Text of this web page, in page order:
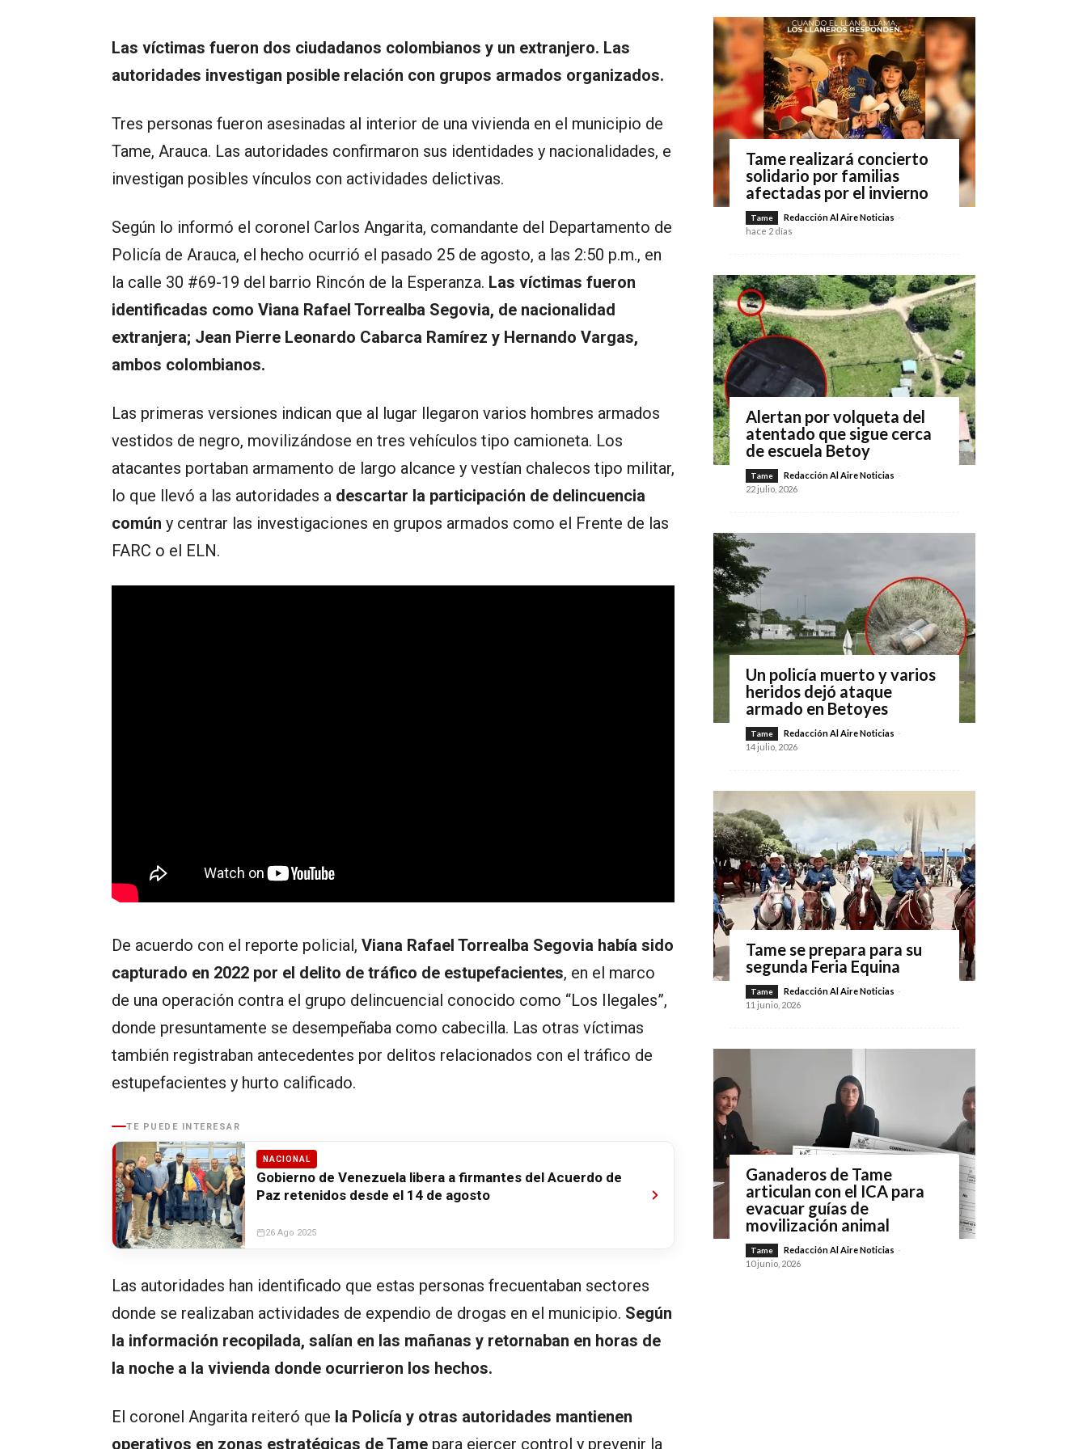
Las víctimas fueron dos ciudadanos colombianos y un extranjero. Las
autoridades investigan posible relación con grupos armados organizados.
Tres personas fueron asesinadas al interior de una vivienda en el municipio de
Tame, Arauca. Las autoridades confirmaron sus identidades y nacionalidades, e
investigan posibles vínculos con actividades delictivas.
Según lo informó el coronel Carlos Angarita, comandante del Departamento de
Policía de Arauca, el hecho ocurrió el pasado 25 de agosto, a las 2:50 p.m., en
la calle 30 #69-19 del barrio Rincón de la Esperanza. Las víctimas fueron
identificadas como Viana Rafael Torrealba Segovia, de nacionalidad
extranjera; Jean Pierre Leonardo Cabarca Ramírez y Hernando Vargas,
ambos colombianos.
Las primeras versiones indican que al lugar llegaron varios hombres armados
vestidos de negro, movilizándose en tres vehículos tipo camioneta. Los
atacantes portaban armamento de largo alcance y vestían chalecos tipo militar,
lo que llevó a las autoridades a descartar la participación de delincuencia
común y centrar las investigaciones en grupos armados como el Frente de las
FARC o el ELN.
De acuerdo con el reporte policial, Viana Rafael Torrealba Segovia había sido
capturado en 2022 por el delito de tráfico de estupefacientes, en el marco
de una operación contra el grupo delincuencial conocido como “Los Ilegales”,
donde presuntamente se desempeñaba como cabecilla. Las otras víctimas
también registraban antecedentes por delitos relacionados con el tráfico de
estupefacientes y hurto calificado.
TE PUEDE INTERESAR
NACIONAL
Gobierno de Venezuela libera a firmantes del Acuerdo de
Paz retenidos desde el 14 de agosto
26 Ago 2025
Las autoridades han identificado que estas personas frecuentaban sectores
donde se realizaban actividades de expendio de drogas en el municipio. Según
la información recopilada, salían en las mañanas y retornaban en horas de
la noche a la vivienda donde ocurrieron los hechos.
El coronel Angarita reiteró que la Policía y otras autoridades mantienen
operativos en zonas estratégicas de Tame para ejercer control y prevenir la
Tame realizará concierto
solidario por familias
afectadas por el invierno
Tame Redacción Al Aire Noticias -
hace 2 días
Alertan por volqueta del
atentado que sigue cerca
de escuela Betoy
Tame Redacción Al Aire Noticias -
22 julio, 2026
Un policía muerto y varios
heridos dejó ataque
armado en Betoyes
Tame Redacción Al Aire Noticias -
14 julio, 2026
Tame se prepara para su
segunda Feria Equina
Tame Redacción Al Aire Noticias -
11 junio, 2026
Ganaderos de Tame
articulan con el ICA para
evacuar guías de
movilización animal
Tame Redacción Al Aire Noticias -
10 junio, 2026